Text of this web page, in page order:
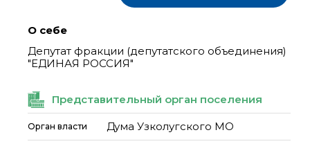
О себе
Депутат фракции (депутатского объединения)
"ЕДИНАЯ РОССИЯ"
Представительный орган поселения
Орган власти Дума Узколугского МО